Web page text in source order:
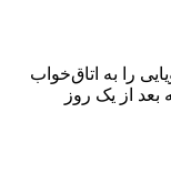
را به اتاق‌خواب
بعد از یک روز